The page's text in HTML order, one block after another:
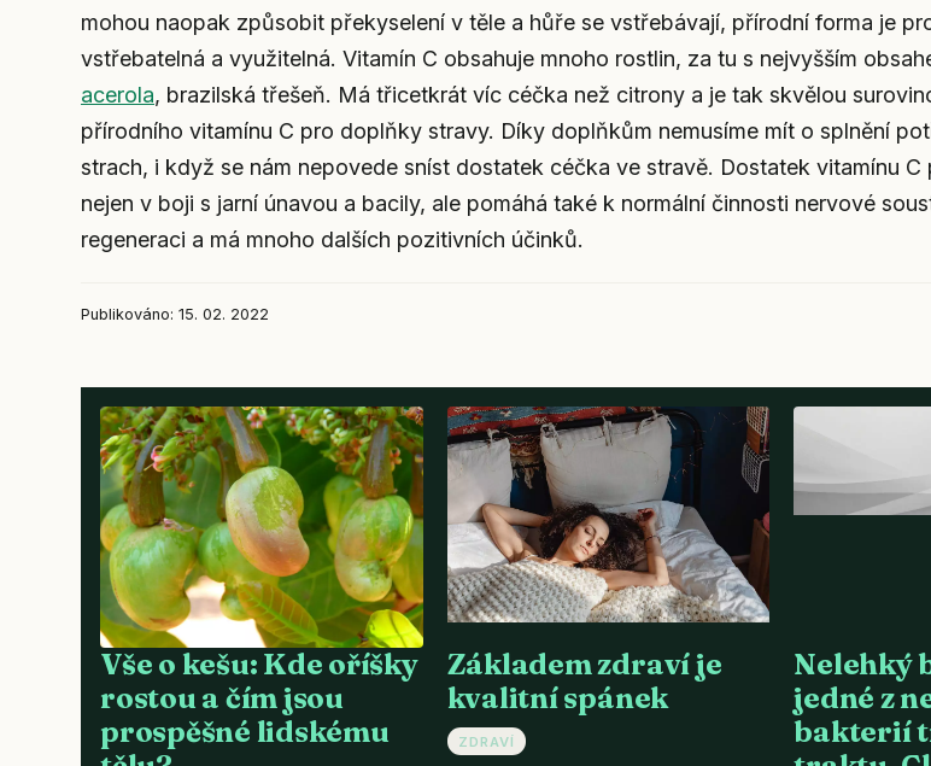
mohou naopak způsobit překyselení v těle a hůře se vstřebávají, přírodní forma je
vstřebatelná a využitelná. Vitamín C obsahuje mnoho rostlin, za tu s nejvyšším
acerola, brazilská třešeň. Má třicetkrát víc céčka než citrony a je tak skvělou
přírodního vitamínu C pro doplňky stravy. Díky doplňkům nemusíme mít o splnění
strach, i když se nám nepovede sníst dostatek céčka ve stravě. Dostatek vitamínu C
nejen v boji s jarní únavou a bacily, ale pomáhá také k normální činnosti nervové
regeneraci a má mnoho dalších pozitivních účinků.
Publikováno: 15. 02. 2022
Vše o kešu: Kde oříšky
rostou a čím jsou
prospěšné lidskému
Základem zdraví je
kvalitní spánek
ZDRAVÍ
Nelehký
jedné z
bakterií